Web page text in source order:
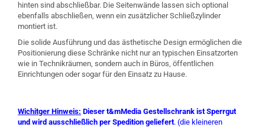
hinten sind abschließbar. Die Seitenwände lassen sich optional
ebenfalls abschließen, wenn ein zusätzlicher Schließzylinder
montiert ist.
Die solide Ausführung und das ästhetische Design ermöglichen die
Positionierung diese Schränke nicht nur an typischen Einsatzorten
wie in Technikräumen, sondern auch in Büros, öffentlichen
Einrichtungen oder sogar für den Einsatz zu Hause.
Wichitger Hinweis: Dieser t&mMedia Gestellschrank ist Sperrgut
und wird ausschließlich per Spedition geliefert. (die kleineren